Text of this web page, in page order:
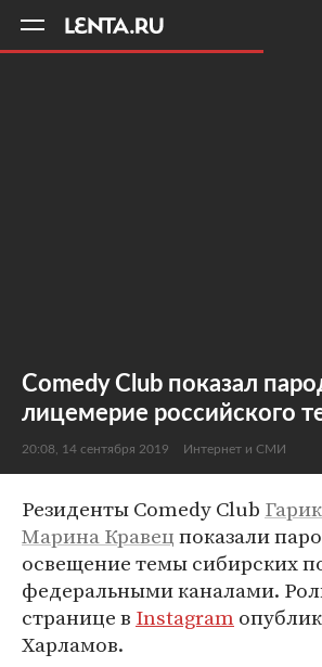
Comedy Club показал
лицемерие российского
20:08, 14 сентября 2019 Интернет и СМИ
Резиденты Comedy Club
Марина Кравецпоказали
освещение темы сибирских
федеральными каналами.
странице в Instagram
Харламов.